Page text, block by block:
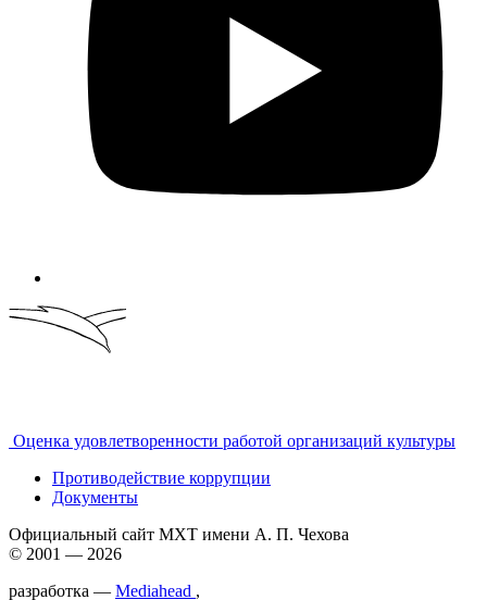
Оценка удовлетворенности работой организаций культуры
Противодействие коррупции
Документы
Официальный сайт МХТ имени А. П. Чехова
© 2001 — 2026
разработка — Mediahead ,